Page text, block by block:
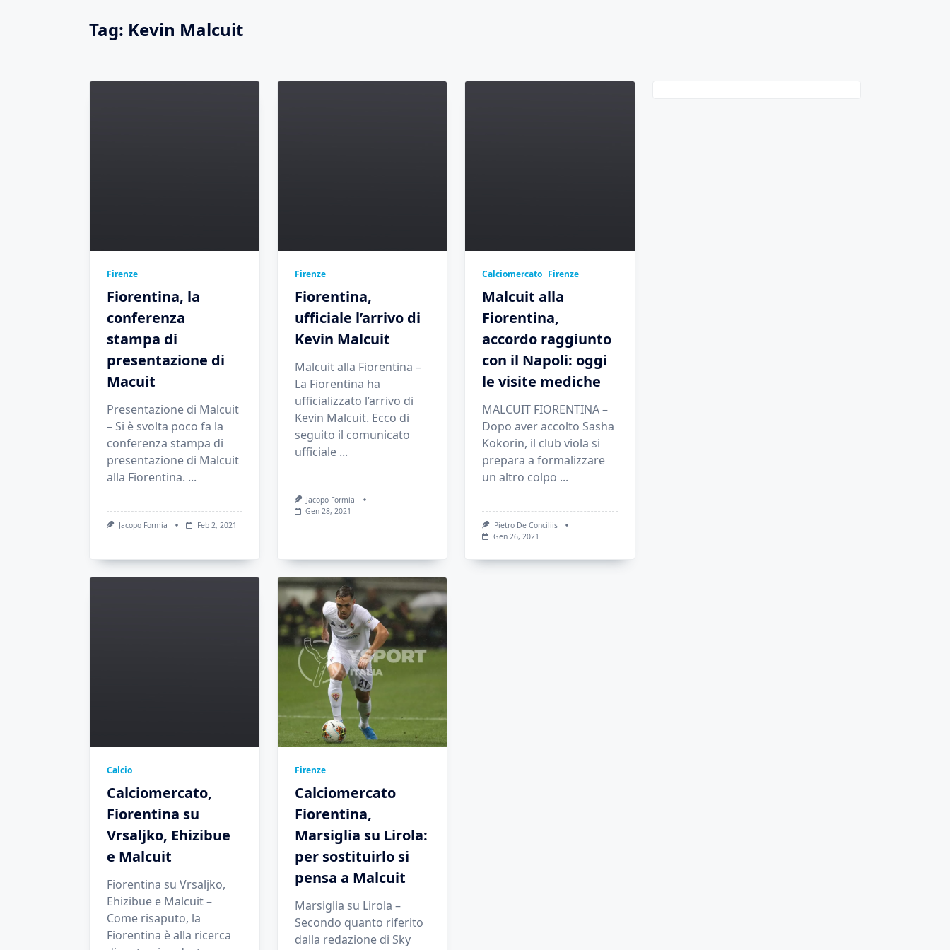
Tag: Kevin Malcuit
Firenze
Fiorentina, la
conferenza
stampa di
presentazione di
Macuit
Presentazione di Malcuit
– Si è svolta poco fa la
conferenza stampa di
presentazione di Malcuit
alla Fiorentina. ...
Jacopo Formia Feb 2, 2021
Firenze
Fiorentina,
ufficiale l’arrivo di
Kevin Malcuit
Malcuit alla Fiorentina –
La Fiorentina ha
ufficializzato l’arrivo di
Kevin Malcuit. Ecco di
seguito il comunicato
ufficiale ...
Jacopo Formia
Gen 28, 2021
Calciomercato Firenze
Malcuit alla
Fiorentina,
accordo raggiunto
con il Napoli: oggi
le visite mediche
MALCUIT FIORENTINA –
Dopo aver accolto Sasha
Kokorin, il club viola si
prepara a formalizzare
un altro colpo ...
Pietro De Conciliis
Gen 26, 2021
Calcio
Calciomercato,
Fiorentina su
Vrsaljko, Ehizibue
e Malcuit
Fiorentina su Vrsaljko,
Ehizibue e Malcuit –
Come risaputo, la
Fiorentina è alla ricerca
Firenze
Calciomercato
Fiorentina,
Marsiglia su Lirola:
per sostituirlo si
pensa a Malcuit
Marsiglia su Lirola –
Secondo quanto riferito
dalla redazione di Sky